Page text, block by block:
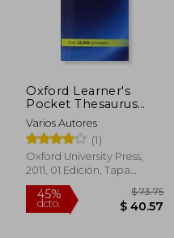
Oxford Learner's
Pocket Thesaurus
(Oxford Learners
Pocket Dictionary) -
9780194752046 (en
Inglés)
Varios Autores
(1)
Oxford University Press,
2011, 01 Edición, Tapa
Blanda, Nuevo